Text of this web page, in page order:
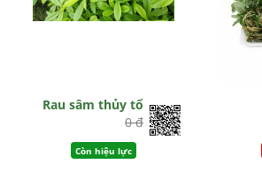
Rau sâm thủy tổ
0 đ
Còn hiệu lực